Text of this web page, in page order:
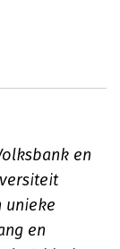
en
unieke
en